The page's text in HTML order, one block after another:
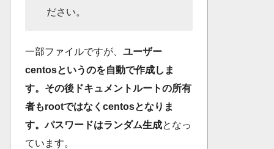
ださい。
一部ファイルですが、 ユーザー
centosというのを自動で作成しま
す。その後ドキュメントルートの所有
者もrootではなくcentosとなりま
す。パスワードはランダム生成となっ
ています。